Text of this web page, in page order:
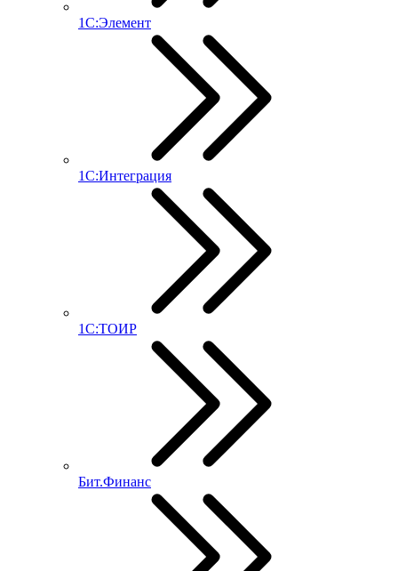
1С:Элемент
1С:Интеграция
1С:ТОИР
Бит.Финанс